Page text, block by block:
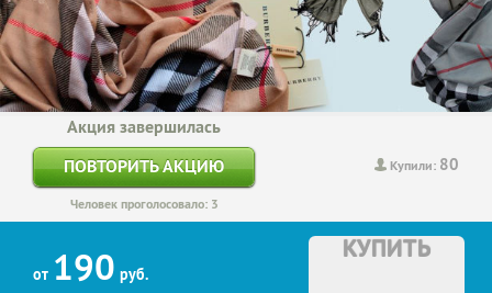
Купили: 80
Акция завершилась
ПОВТОРИТЬ АКЦИЮ
Человек проголосовало: 3
от 190 руб.
КУПИТЬ